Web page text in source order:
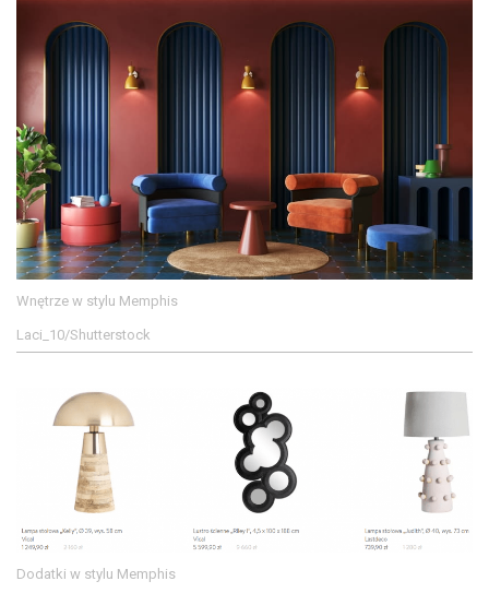
Wnętrze w stylu Memphis
Laci_10/Shutterstock
Dodatki w stylu Memphis